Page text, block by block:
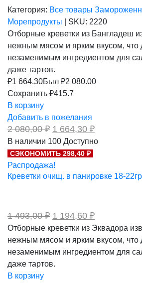
Категория: Все товары
Морепродукты
SKU: 2220
Отборные креветки из Бангладеш
нежным мясом и ярким вкусом, что
незаменимым ингредиентом для
даже тартов.
₽1 664.30Был ₽2 080.00
Сохранить ₽415.7
В корзину
Добавить в пожелания
2 080,00₽ Первоначальная
цена
составляла
2
080,00 ₽.
1 664,30 ₽Текущая
1
В наличии 100 Доступно
СЭКОНОМИТЬ 298,40 ₽
Распродажа!
Креветки очищ. в панировке 18-
1 493,00₽ Первоначальная
составляла
1
493,00 ₽.
1 194,60 ₽Текущая
цена:
1
194,60 ₽.
Отборные креветки из Эквадора
нежным мясом и ярким вкусом, что
незаменимым ингредиентом для
даже тартов.
В корзину